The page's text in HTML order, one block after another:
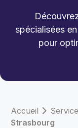
spécialisées
pour
Accueil
Strasbourg